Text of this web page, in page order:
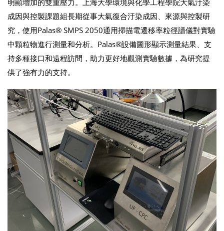
明顯增加的雙重壓力。上海大學環境與化學工程學院大氣汙染
成因與控製課題組長期從事大氣復合汙染成因、來源與控製研
究，使用Palas® SMPS 2050通用掃描電遷移率粒徑譜儀對實驗
中顆粒物進行測量和分析。Palas®設備圖形顯示測量結果、支
持多種接口和遠程訪問，助力更好地觀測實驗數據，為研究提
供了強有力的支持。